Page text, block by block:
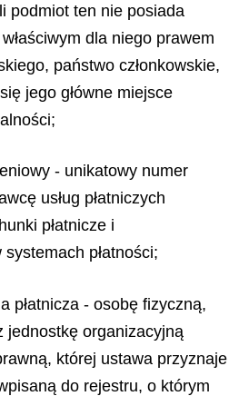
podmiot ten nie posiada
dla niego prawem
państwo członkowskie,
jego główne miejsce
- unikatowy numer
usług płatniczych
płatnicze i
płatności;
płatnicza - osobę fizyczną,
jednostkę organizacyjną
której ustawa przyznaje
do rejestru, o którym